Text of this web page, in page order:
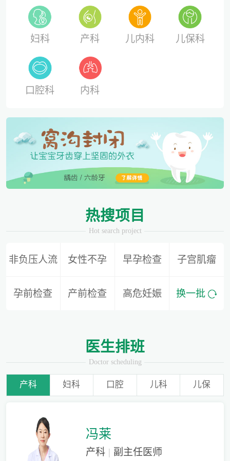
妇科 产科 儿内科 儿保科
口腔科 内科
热搜项目
Hot search project
非负压人流 女性不孕 早孕检查 子宫肌瘤
孕前检查 产前检查 高危妊娠 换一批
医生排班
Doctor scheduling
产科 妇科 口腔 儿科 儿保
冯莱
产科 | 副主任医师